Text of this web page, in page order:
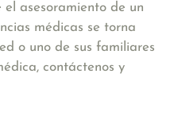
asesoramiento de un
médicas se torna
o uno de sus familiares
contáctenos y